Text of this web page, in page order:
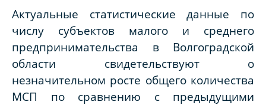
Актуальные статистические данные по
числу субъектов малого и среднего
предпринимательства в Волгоградской
области свидетельствуют о
незначительном росте общего количества
МСП по сравнению с предыдущими